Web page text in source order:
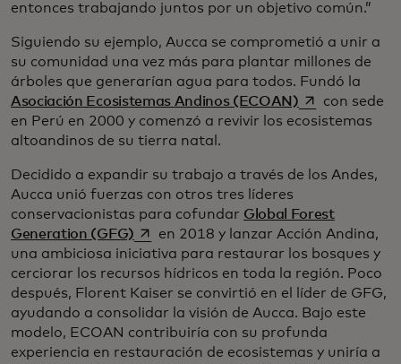
entonces trabajando juntos por un objetivo común.”
Siguiendo su ejemplo, Aucca se comprometió a unir a
su comunidad una vez más para plantar millones de
árboles que generarían agua para todos. Fundó la
Asociación Ecosistemas Andinos (ECOAN)se abre en
con sede
en Perú en 2000 y comenzó a revivir los ecosistemas
altoandinos de su tierra natal.
Decidido a expandir su trabajo a través de los Andes,
Aucca unió fuerzas con otros tres líderes
conservacionistas para cofundar Global Forest
Generation (GFG)se abre en una pestaña nueva
en 2018 y lanzar Acción Andina,
una ambiciosa iniciativa para restaurar los bosques y
cerciorar los recursos hídricos en toda la región. Poco
después, Florent Kaiser se convirtió en el líder de GFG,
ayudando a consolidar la visión de Aucca. Bajo este
modelo, ECOAN contribuiría con su profunda
experiencia en restauración de ecosistemas y uniría a